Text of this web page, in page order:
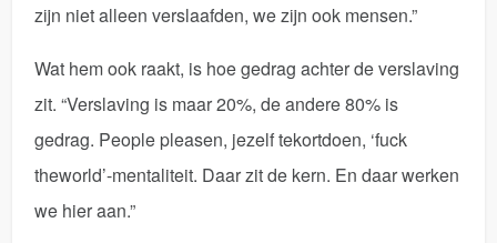
zijn niet alleen verslaafden, we zijn ook mensen.”
Wat hem ook raakt, is hoe gedrag achter de verslaving
zit. “Verslaving is maar 20%, de andere 80% is
gedrag. People pleasen, jezelf tekortdoen, ‘fuck
theworld’-mentaliteit. Daar zit de kern. En daar werken
we hier aan.”